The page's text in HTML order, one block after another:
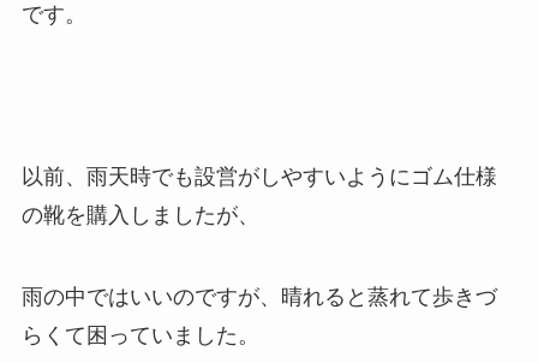
です。
以前、雨天時でも設営がしやすいようにゴム仕様
の靴を購入しましたが、
雨の中ではいいのですが、晴れると蒸れて歩きづ
らくて困っていました。